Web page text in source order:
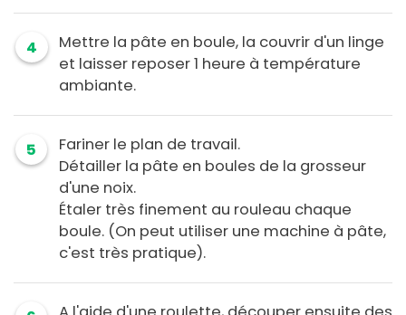
4
Mettre la pâte en boule, la couvrir d'un linge
et laisser reposer 1 heure à température
ambiante.
5
Fariner le plan de travail.
Détailler la pâte en boules de la grosseur
d'une noix.
Étaler très finement au rouleau chaque
boule. (On peut utiliser une machine à pâte,
c'est très pratique).